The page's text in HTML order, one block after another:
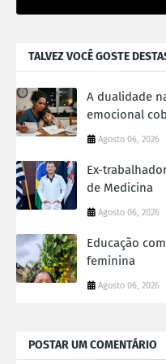
TALVEZ VOCÊ GOSTE
A dualidade
emocional
Agosto 06, 2026
Ex-
de Medicina
Agosto 06, 2026
Educação
feminina
Agosto 06, 2026
POSTAR UM COMENTÁRIO